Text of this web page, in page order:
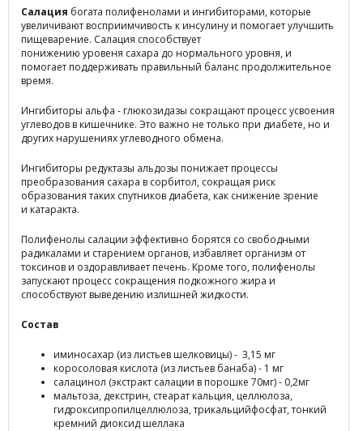
Салация богата полифенолами и ингибиторами, которые
увеличивают восприимчивость к инсулину и помогает улучшить
пищеварение. Салация способствует
понижению уровеня сахара до нормального уровня, и
помогает поддерживать правильный баланс продолжительное
время.
Ингибиторы альфа - глюкозидазы сокращают процесс усвоения
углеводов в кишечнике. Это важно не только при диабете, но и
других нарушениях углеводного обмена.
Ингибиторы редуктазы альдозы понижает процессы
преобразования сахара в сорбитол, сокращая риск
образования таких спутников диабета, как снижение зрение
и катаракта.
Полифенолы салации эффективно борятся со свободными
радикалами и старением органов, избавляет организм от
токсинов и оздоравливает печень. Кроме того, полифенолы
запускают процесс сокращения подкожного жира и
способствуют выведению излишней жидкости.
Состав
иминосахар (из листьев шелковицы) - 3,15 мг
коросоловая кислота (из листьев банаба) - 1 мг
салацинол (экстракт салации в порошке 70мг) - 0,2мг
мальтоза, декстрин, стеарат кальция, целлюлоза,
гидроксипропилцеллюлоза, трикальцийфосфат, тонкий
кремний диоксид шеллака